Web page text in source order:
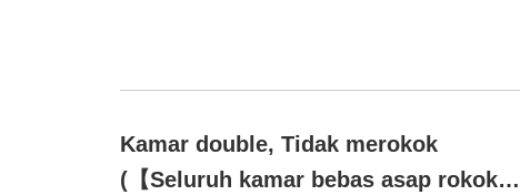
Kamar double, Tidak merokok
(【Seluruh kamar bebas asap rokok】